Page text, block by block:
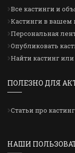
Все кастинги и
Кастинги в вашем
Персональная
Опубликовать
Найти кастинг
ПОЛЕЗНО ДЛЯ
Статьи про
НАШИ